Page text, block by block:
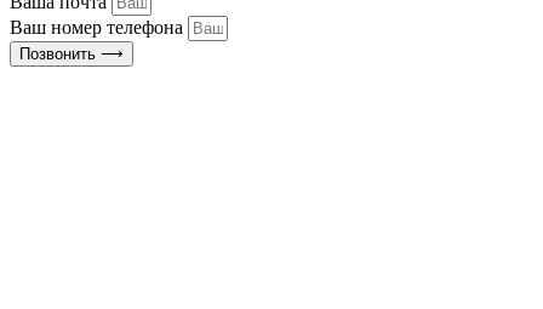
Ваш номер телефона
Позвонить ⟶